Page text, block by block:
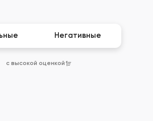
Негативные
с высокой оценкой